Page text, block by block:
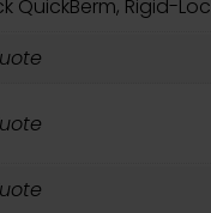
QuickBerm, Rigid-